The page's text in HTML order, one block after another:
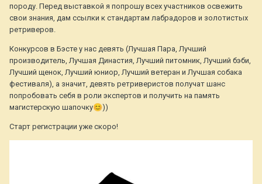
породу. Перед выставкой я попрошу всех участников освежить
свои знания, дам ссылки к стандартам лабрадоров и золотистых
ретриверов.
Конкурсов в Бэсте у нас девять (Лучшая Пара, Лучший
производитель, Лучшая Династия, Лучший питомник, Лучший бэби,
Лучший щенок, Лучший юниор, Лучший ветеран и Лучшая собака
фестиваля), а значит, девять ретриверистов получат шанс
попробовать себя в роли экспертов и получить на память
магистерскую шапочку😊))
Старт регистрации уже скоро!